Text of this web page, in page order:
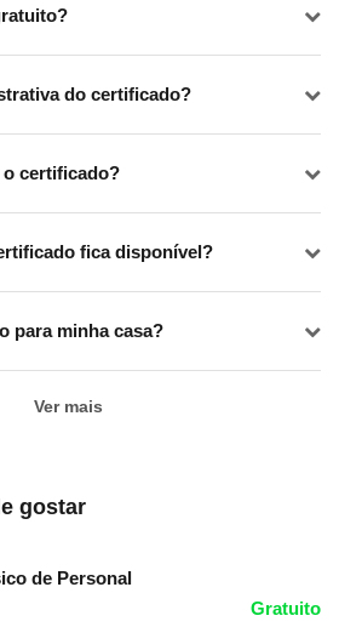
do certificado?
certificado?
fica disponível?
para minha casa?
Ver mais
gostar
de Personal
Gratuito